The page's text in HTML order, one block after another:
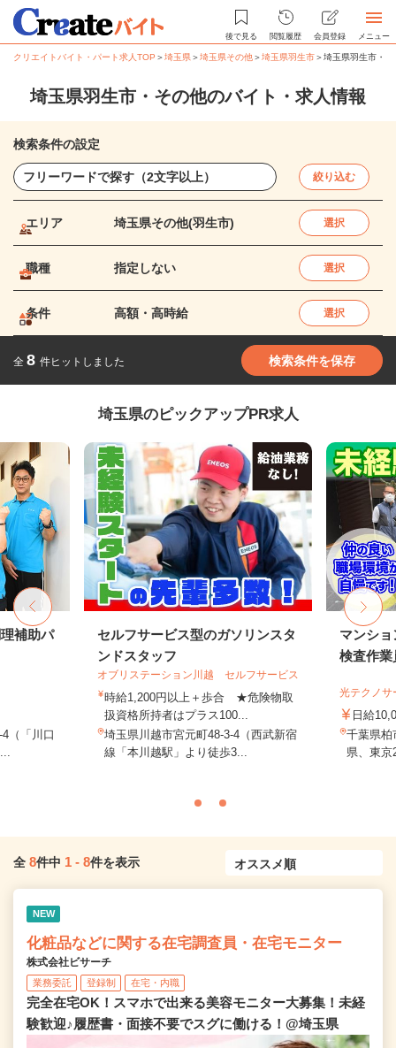
後で見る 閲覧履歴 会員登録 メニュー
クリエイトバイト・パート求人TOP ＞埼玉県＞埼玉県その他＞埼玉県羽生市＞埼玉県羽生市・
埼玉県羽生市・その他のバイト・求人情報
検索条件の設定
絞り込む
エリア 埼玉県その他(羽生市) 選択
職種 指定しない 選択
条件 高額・高時給 選択
全 8 件ヒットしました 検索条件を保存
埼玉県のピックアップPR求人
補助パ
（「川口
セルフサービス型のガソリンスタ
ンドスタッフ
オブリステーション川越 セルフサービス
時給1,200円以上＋歩合 ★危険物取
扱資格所持者はプラス100...
埼玉県川越市宮元町48-3-4（西武新宿
線「本川越駅」より徒歩3...
マンシ
検査作業
光テクノサ
日給
千葉県柏
県、東
全 8件中 1 - 8件を表示
NEW
化粧品などに関する在宅調査員・在宅モニター
株式会社ビサーチ
業務委託 登録制 在宅・内職
完全在宅OK！スマホで出来る美容モニター大募集！未経
験歓迎♪履歴書・面接不要でスグに働ける！@埼玉県